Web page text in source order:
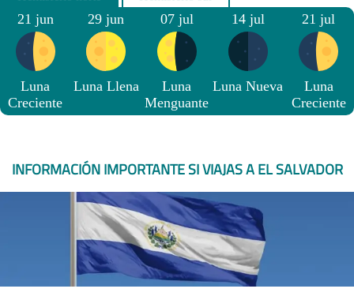
21 jun
Luna
Creciente
29 jun
Luna Llena
07 jul
Luna
Menguante
14 jul
Luna Nueva
21 jul
Luna
Creciente
INFORMACIÓN IMPORTANTE SI VIAJAS A EL SALVADOR